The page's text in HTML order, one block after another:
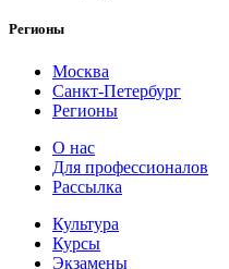
Регионы
Москва
Санкт-Петербург
Регионы
О нас
Для профессионалов
Рассылка
Культура
Курсы
Экзамены